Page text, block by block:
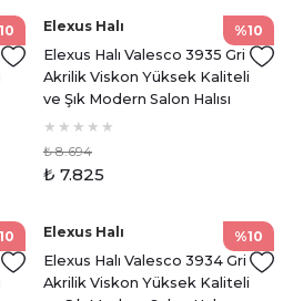
%10
Elexus Halı
Elexus Halı Valesco 3935 Gri
Akrilik Viskon Yüksek Kaliteli
ve Şık Modern Salon Halısı
₺ 8.694
₺ 7.825
%10
Elexus Halı
Elexus Halı Valesco 3934 Gri
Akrilik Viskon Yüksek Kaliteli